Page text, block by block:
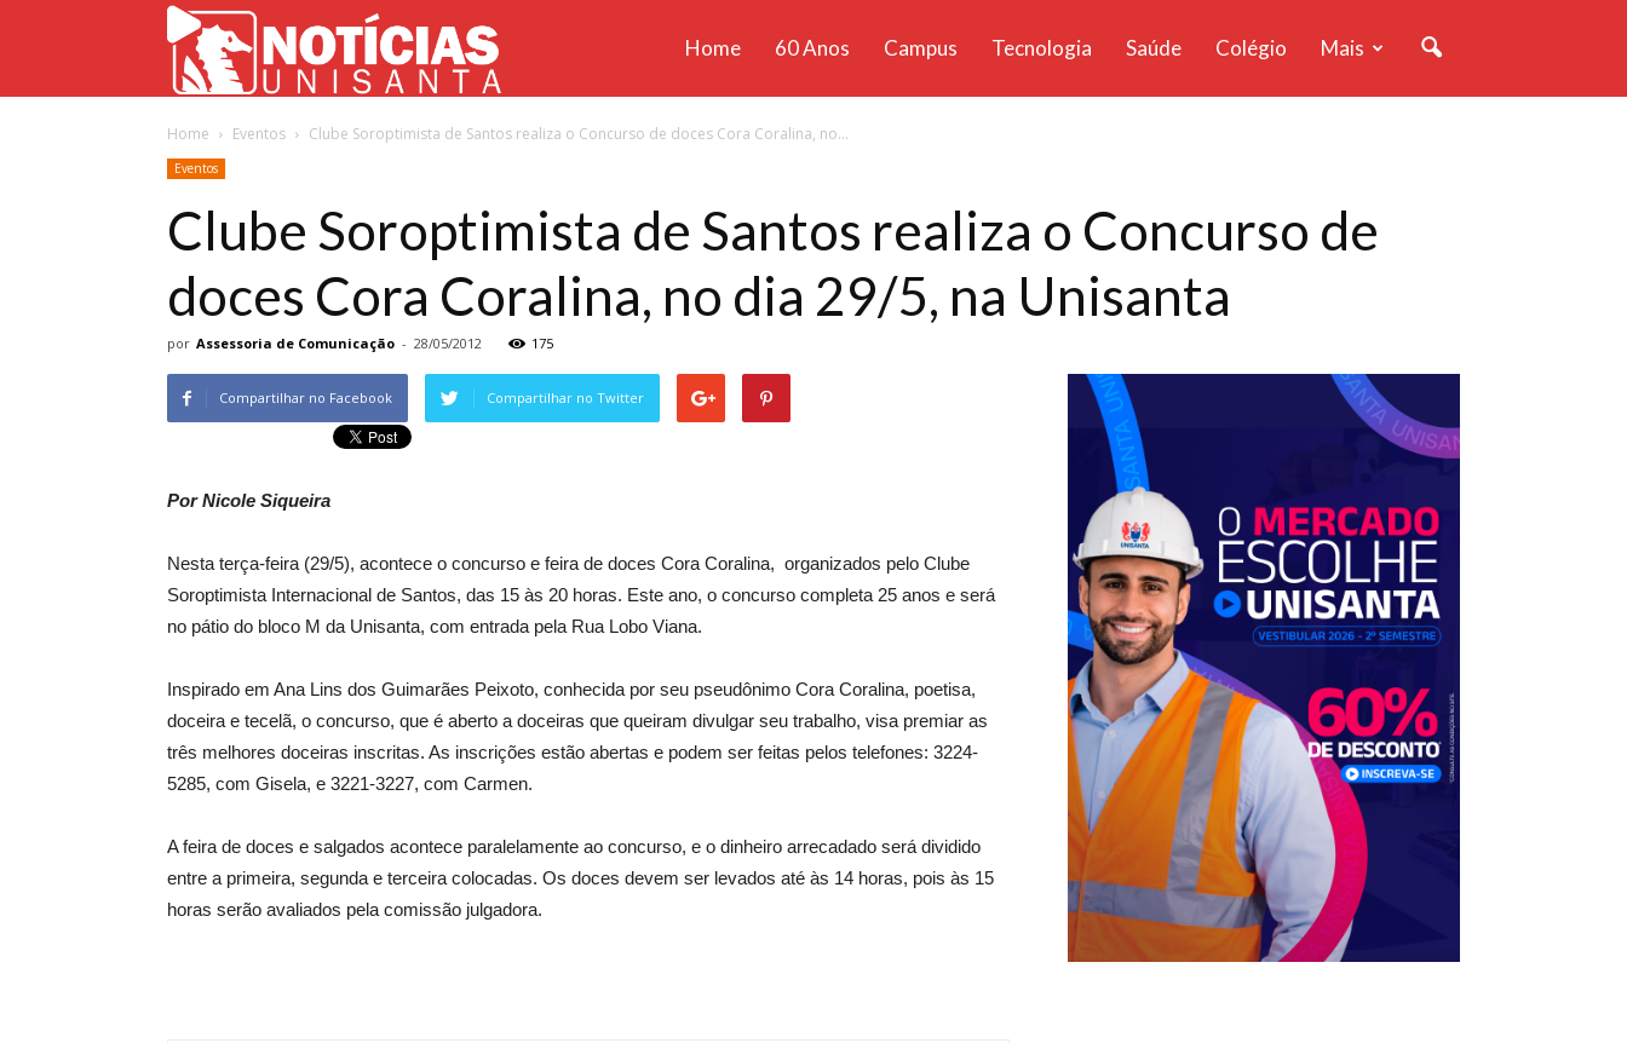
Unisanta
Home 60 Anos Campus Tecnologia Saúde Colégio Mais
Home Eventos Clube Soroptimista de Santos realiza o Concurso de doces Cora Coralina, no...
Eventos
Clube Soroptimista de Santos realiza o Concurso de
doces Cora Coralina, no dia 29/5, na Unisanta
por Assessoria de Comunicação - 28/05/2012 175
Compartilhar no Facebook Compartilhar no Twitter
Por Nicole Siqueira
Nesta terça-feira (29/5), acontece o concurso e feira de doces Cora Coralina, organizados pelo Clube
Soroptimista Internacional de Santos, das 15 às 20 horas. Este ano, o concurso completa 25 anos e será
no pátio do bloco M da Unisanta, com entrada pela Rua Lobo Viana.
Inspirado em Ana Lins dos Guimarães Peixoto, conhecida por seu pseudônimo Cora Coralina, poetisa,
doceira e tecelã, o concurso, que é aberto a doceiras que queiram divulgar seu trabalho, visa premiar as
três melhores doceiras inscritas. As inscrições estão abertas e podem ser feitas pelos telefones: 3224-
5285, com Gisela, e 3221-3227, com Carmen.
A feira de doces e salgados acontece paralelamente ao concurso, e o dinheiro arrecadado será dividido
entre a primeira, segunda e terceira colocadas. Os doces devem ser levados até às 14 horas, pois às 15
horas serão avaliados pela comissão julgadora.